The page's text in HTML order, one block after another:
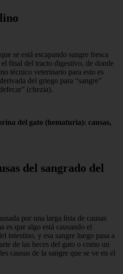
se está escapando sangre fresca
final del tracto digestivo, de donde
técnico veterinario para esto es
del griego para “sangre”
(chezia).
del gato (hematuria): causas,
del sangrado del
por una larga lista de causas
es que algo está causando el
intestino, y esa sangre luego pasa a
de las heces del gato o como un
causas de la sangre que se ve en el